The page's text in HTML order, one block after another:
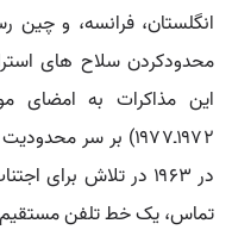
محدودکردن سلاح های
این مذاکرات به امضای
۱۹۷۲ـ۱۹۷۷) بر سر
در ۱۹۶۳ در تلاش
تماس، یک خط تلفن مستقیم و